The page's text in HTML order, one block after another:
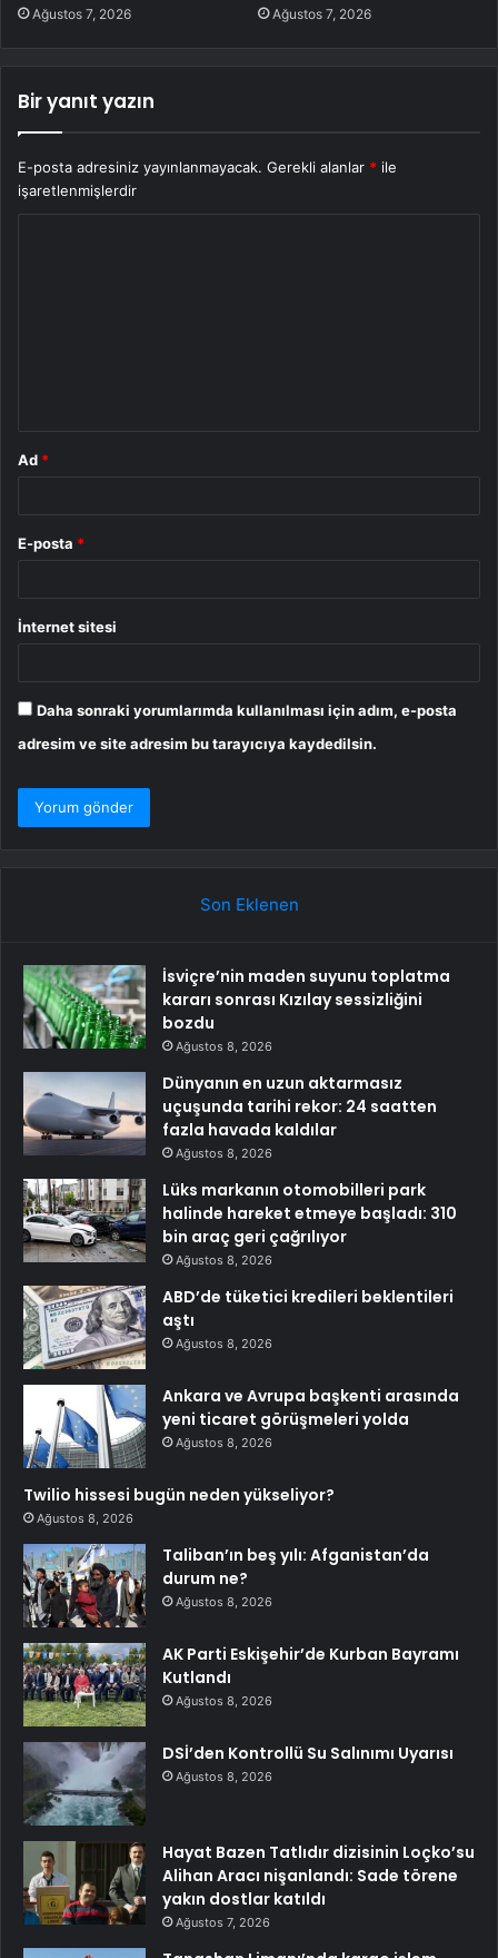
Ağustos 7, 2026 Ağustos 7, 2026
Bir yanıt yazın
E-posta adresiniz yayınlanmayacak. Gerekli alanlar * ile
işaretlenmişlerdir
Ad *
E-posta *
İnternet sitesi
Daha sonraki yorumlarımda kullanılması için adım, e-posta
adresim ve site adresim bu tarayıcıya kaydedilsin.
Son Eklenen
İsviçre’nin maden suyunu toplatma
kararı sonrası Kızılay sessizliğini
bozdu
Ağustos 8, 2026
Dünyanın en uzun aktarmasız
uçuşunda tarihi rekor: 24 saatten
fazla havada kaldılar
Ağustos 8, 2026
Lüks markanın otomobilleri park
halinde hareket etmeye başladı: 310
bin araç geri çağrılıyor
Ağustos 8, 2026
ABD’de tüketici kredileri beklentileri
aştı
Ağustos 8, 2026
Ankara ve Avrupa başkenti arasında
yeni ticaret görüşmeleri yolda
Ağustos 8, 2026
Twilio hissesi bugün neden yükseliyor?
Ağustos 8, 2026
Taliban’ın beş yılı: Afganistan’da
durum ne?
Ağustos 8, 2026
AK Parti Eskişehir’de Kurban Bayramı
Kutlandı
Ağustos 8, 2026
DSİ’den Kontrollü Su Salınımı Uyarısı
Ağustos 8, 2026
Hayat Bazen Tatlıdır dizisinin Loçko’su
Alihan Aracı nişanlandı: Sade törene
yakın dostlar katıldı
Ağustos 7, 2026